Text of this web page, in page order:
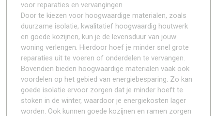
voor reparaties en vervangingen.
Door te kiezen voor hoogwaardige materialen, zoals
duurzame isolatie, kwalitatief hoogwaardig houtwerk
en goede kozijnen, kun je de levensduur van jouw
woning verlengen. Hierdoor hoef je minder snel grote
reparaties uit te voeren of onderdelen te vervangen.
Bovendien bieden hoogwaardige materialen vaak ook
voordelen op het gebied van energiebesparing. Zo kan
goede isolatie ervoor zorgen dat je minder hoeft te
stoken in de winter, waardoor je energiekosten lager
worden. Ook kunnen goede kozijnen en ramen zorgen